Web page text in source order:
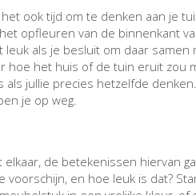
ook tijd om te denken aan je
opfleuren van de binnenkant
leuk als je besluit om daar
het huis of de tuin eruit zou
jullie precies hetzelfde
je op weg.
de betekenissen hiervan
en hoe leuk is dat?